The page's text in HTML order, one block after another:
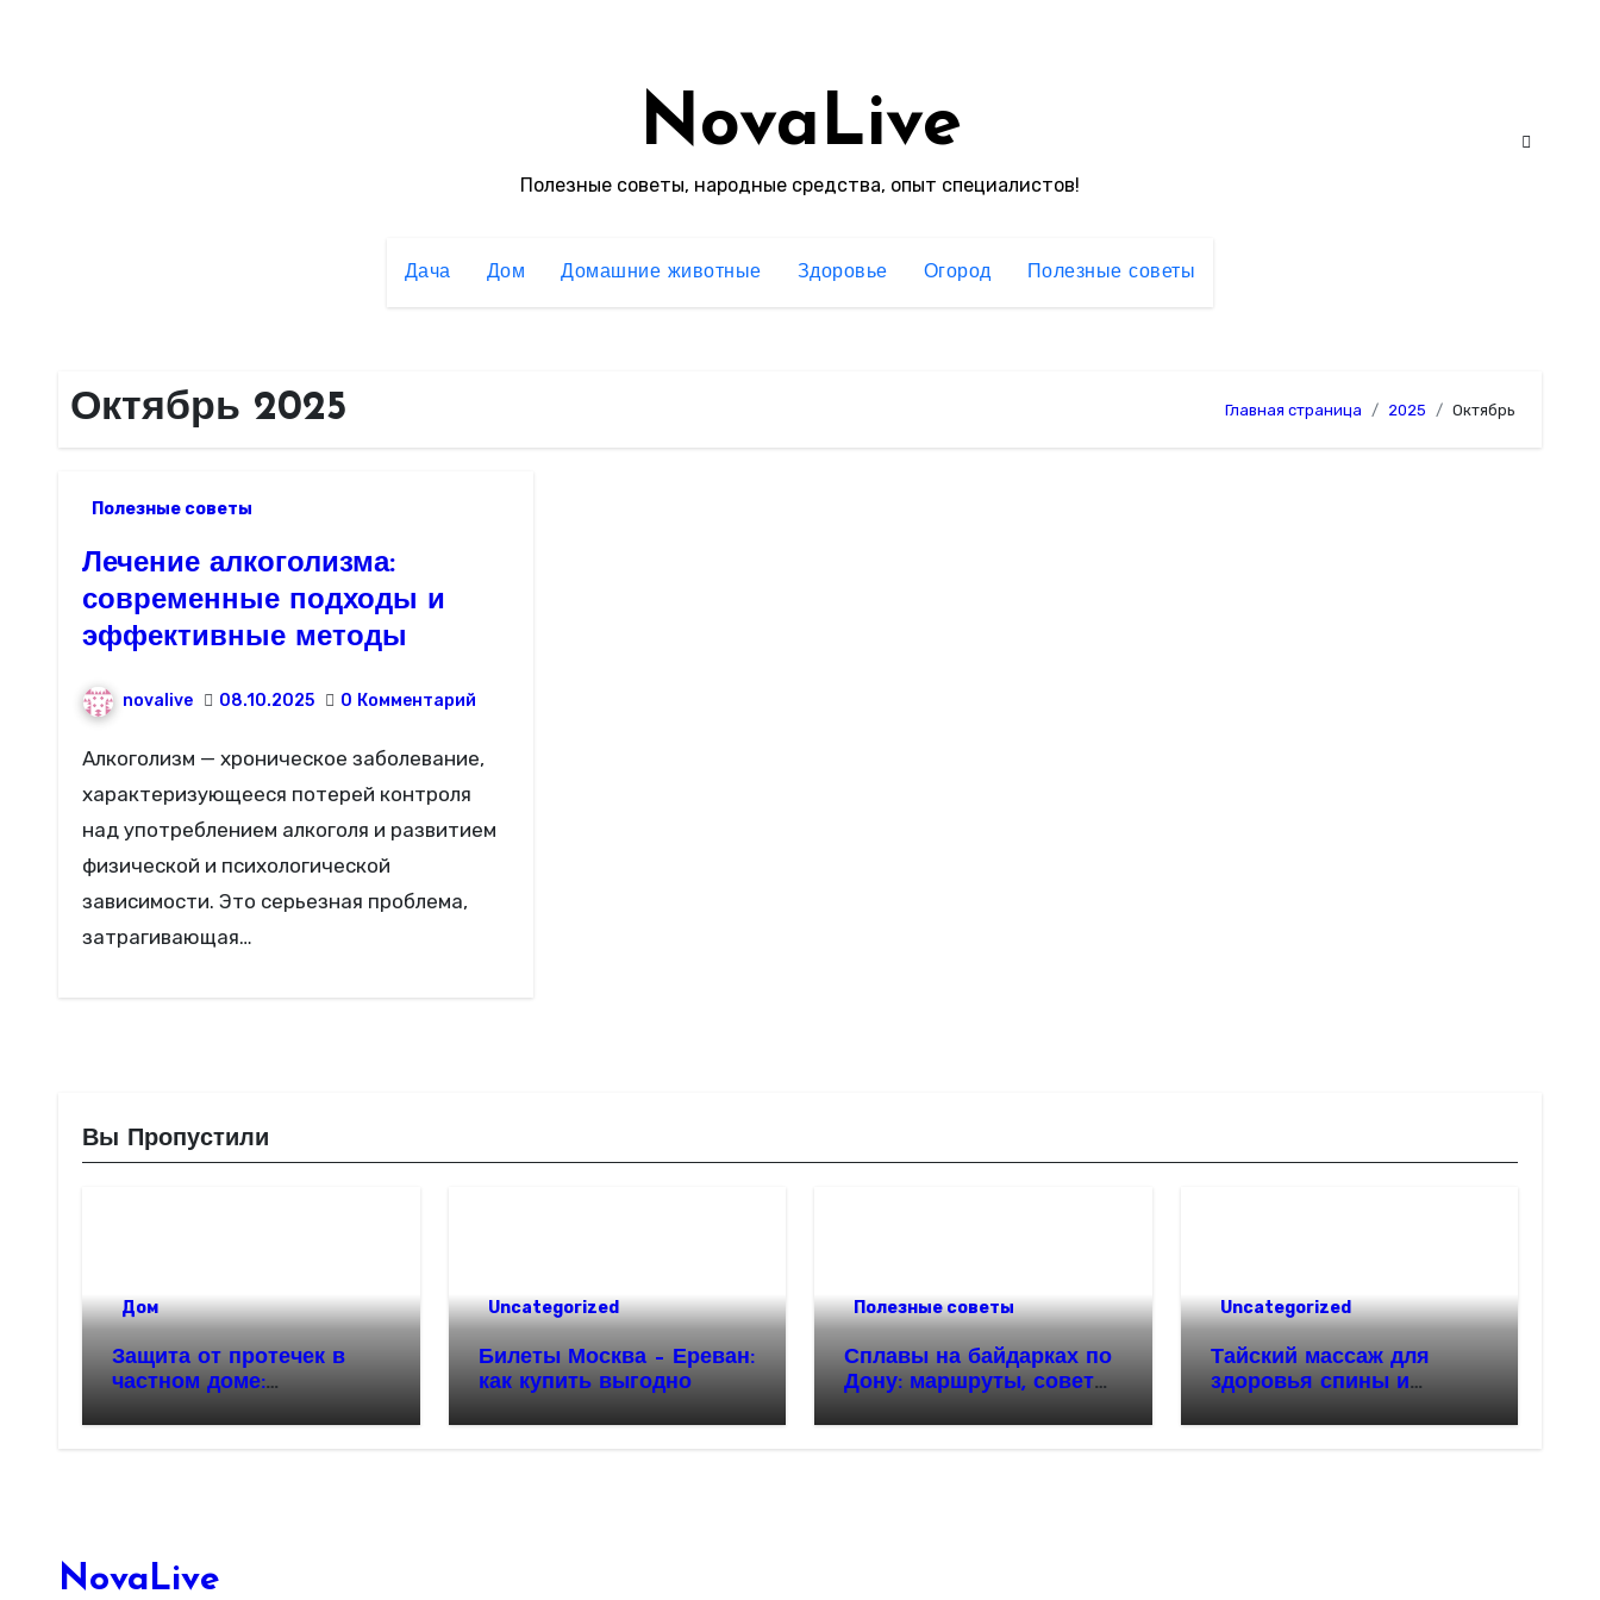
NovaLive
Полезные советы, народные средства, опыт специалистов!
Дача Дом Домашние животные Здоровье Огород Полезные советы
Октябрь 2025 Главная страница 2025 Октябрь
Полезные советы
Лечение алкоголизма:
современные подходы и
эффективные методы
novalive 08.10.2025 0 Комментарий
Алкоголизм — хроническое заболевание,
характеризующееся потерей контроля
над употреблением алкоголя и развитием
физической и психологической
зависимости. Это серьезная проблема,
затрагивающая…
Вы Пропустили
Дом
Защита от протечек в
частном доме:
автоматизация
Uncategorized
Билеты Москва – Ереван:
как купить выгодно
Полезные советы
Сплавы на байдарках по
Дону: маршруты, советы
Uncategorized
Тайский массаж для
здоровья спины и
NovaLive